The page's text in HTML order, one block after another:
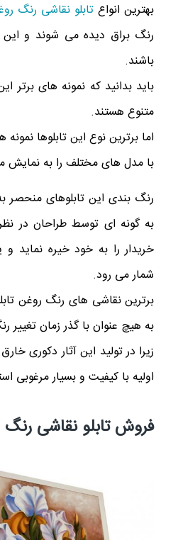
بهترین انواع تابلو نقاشی رنگ
رنگ براق دیده می شوند و
باشند.
باید بدانید که نمونه های برتر
متنوع هستند.
اما برترین نوع این تابلوها
با مدل های مختلف را به نمایش
رنگ بندی این تابلوهای منحصر
به گونه ای توسط طراحان در
خریدار را به خود خیره
شمار می رود.
برترین نقاشی های رنگ روغن
به هیچ عنوان با گذر زمان تغییر
زیرا در تولید این آثار دکوری
اولیه با کیفیت و بسیار مرغوبی
فروش تابلو نقاشی